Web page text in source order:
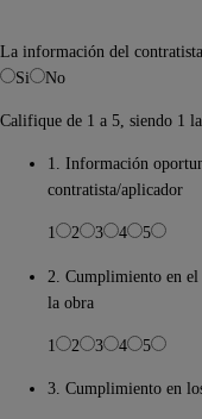
La información del
Si
No
Califique de 1 a 5, siendo 1
1. Información
contratista/aplicador
1 2 3 4 5
2. Cumplimiento en el
la obra
1 2 3 4 5
3. Cumplimiento en